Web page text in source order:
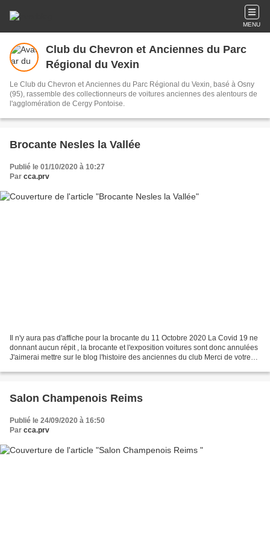
MENU
Club du Chevron et Anciennes du Parc
Régional du Vexin
Le Club du Chevron et Anciennes du Parc Régional du Vexin, basé à Osny
(95), rassemble des collectionneurs de voitures anciennes des alentours de
l'agglomération de Cergy Pontoise.
Brocante Nesles la Vallée
Publié le 01/10/2020 à 10:27
Par cca.prv
Il n'y aura pas d'affiche pour la brocante du 11 Octobre 2020 La Covid 19 ne
donnant aucun répit , la brocante et l'exposition voitures sont donc annulées
J'aimerai mettre sur le blog l'histoire des anciennes du club Merci de votre
Salon Champenois Reims
Publié le 24/09/2020 à 16:50
Par cca.prv